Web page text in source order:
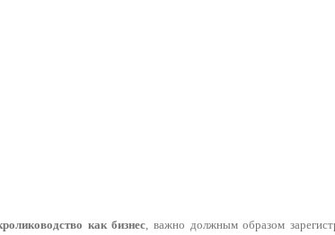
как бизнес, важно должным образом